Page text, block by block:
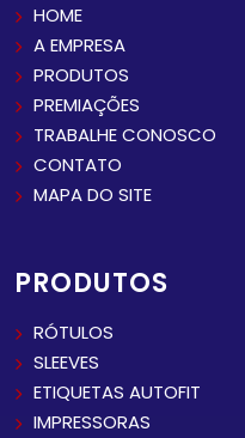
HOME
A EMPRESA
PRODUTOS
PREMIAÇÕES
TRABALHE CONOSCO
CONTATO
MAPA DO SITE
PRODUTOS
RÓTULOS
SLEEVES
ETIQUETAS AUTOFIT
IMPRESSORAS